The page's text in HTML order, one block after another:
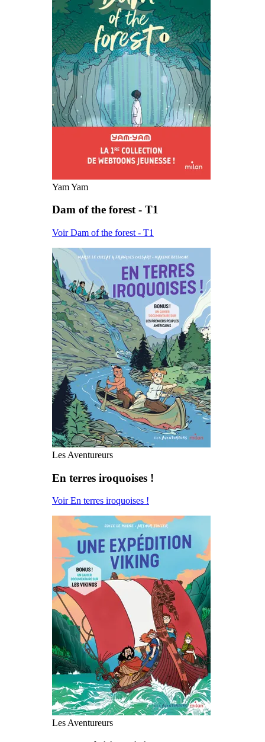
Yam Yam
Dam of the forest - T1
Voir Dam of the forest - T1
Les Aventureurs
En terres iroquoises !
Voir En terres iroquoises !
Les Aventureurs